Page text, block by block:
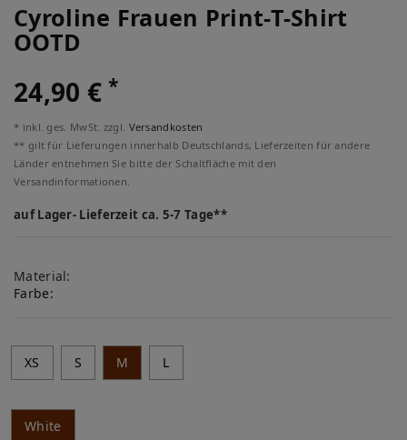
Cyroline Frauen Print-T-Shirt
OOTD
24,90 €*
* inkl. ges. MwSt. zzgl. Versandkosten
** gilt für Lieferungen innerhalb Deutschlands, Lieferzeiten für andere
Länder entnehmen Sie bitte der Schaltfläche mit den
Versandinformationen.
auf Lager- Lieferzeit ca. 5-7 Tage**
Material:
Farbe:
XS S M L
White